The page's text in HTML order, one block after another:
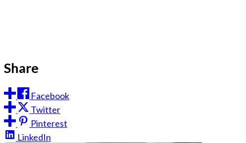
Share
Facebook
Twitter
Pinterest
LinkedIn